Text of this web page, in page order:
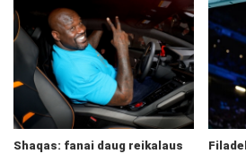
Shaqas: fanai daug reikalaus